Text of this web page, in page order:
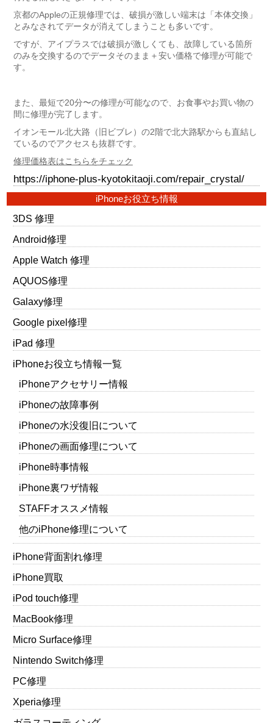
京都のAppleの正規修理では、破損が激しい端末は「本体交換」
とみなされてデータが消えてしまうことも多いです。
ですが、アイプラスでは破損が激しくても、故障している箇所
のみを交換するのでデータそのまま＋安い価格で修理が可能で
す。
また、最短で20分〜の修理が可能なので、お食事やお買い物の
間に修理が完了します。
イオンモール北大路（旧ビブレ）の2階で北大路駅からも直結し
ているのでアクセスも抜群です。
修理価格表はこちらをチェック
https://iphone-plus-kyotokitaoji.com/repair_crystal/
iPhoneお役立ち情報
3DS 修理
Android修理
Apple Watch 修理
AQUOS修理
Galaxy修理
Google pixel修理
iPad 修理
iPhoneお役立ち情報一覧
iPhoneアクセサリー情報
iPhoneの故障事例
iPhoneの水没復旧について
iPhoneの画面修理について
iPhone時事情報
iPhone裏ワザ情報
STAFFオススメ情報
他のiPhone修理について
iPhone背面割れ修理
iPhone買取
iPod touch修理
MacBook修理
Micro Surface修理
Nintendo Switch修理
PC修理
Xperia修理